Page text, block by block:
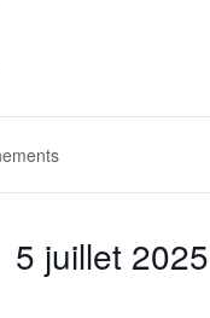
5 juillet 2025